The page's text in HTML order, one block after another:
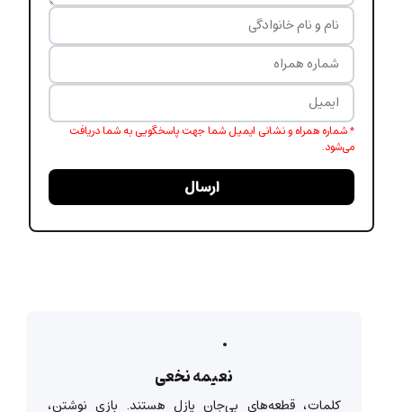
* شماره همراه و نشانی ایمیل شما جهت پاسخگویی به شما دریافت
می‌شود.
ارسال
نعیمه نخعی
کلمات، قطعه‌های بی‌جان پازل هستند. بازی نوشتن،